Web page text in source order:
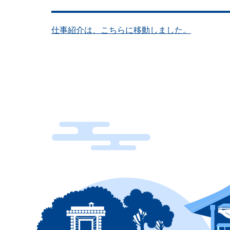
仕事紹介は、こちらに移動しました。